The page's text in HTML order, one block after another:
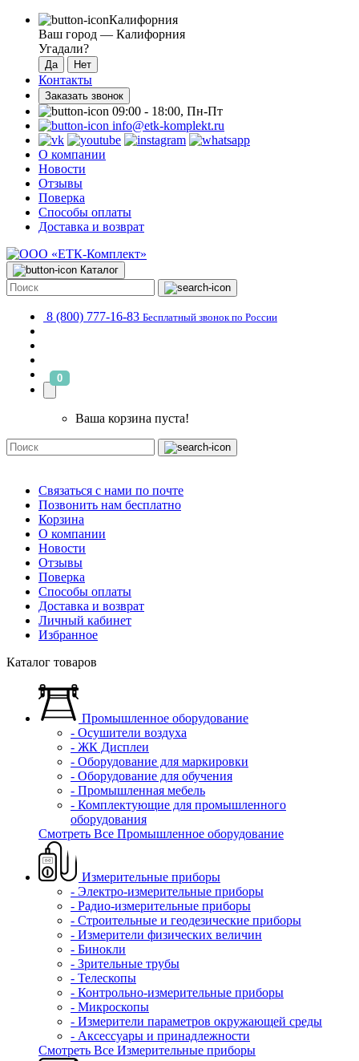
Калифорния
Ваш город — Калифорния
Угадали?
Контакты
Заказать звонок
09:00 - 18:00, Пн-Пт
info@etk-komplekt.ru
О компании
Новости
Отзывы
Поверка
Способы оплаты
Доставка и возврат
Каталог
8 (800) 777-16-83 Бесплатный звонок по России
0
Ваша корзина пуста!
Связаться с нами по почте
Позвонить нам бесплатно
Корзина
О компании
Новости
Отзывы
Поверка
Способы оплаты
Доставка и возврат
Личный кабинет
Избранное
Каталог товаров
Промышленное оборудование
- Осушители воздуха
- ЖК Дисплеи
- Оборудование для маркировки
- Оборудование для обучения
- Промышленная мебель
- Комплектующие для промышленного
оборудования
Смотреть Все Промышленное оборудование
Измерительные приборы
- Электро-измерительные приборы
- Радио-измерительные приборы
- Строительные и геодезические приборы
- Измерители физических величин
- Бинокли
- Зрительные трубы
- Телескопы
- Контрольно-измерительные приборы
- Микроскопы
- Измерители параметров окружающей среды
- Аксессуары и принадлежности
Смотреть Все Измерительные приборы